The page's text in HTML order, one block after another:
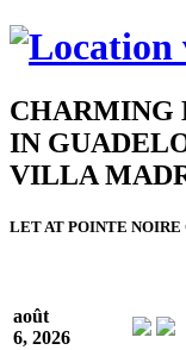
CHARMING
IN
VILLA
LET AT POINTE NOIRE
août
6, 2026